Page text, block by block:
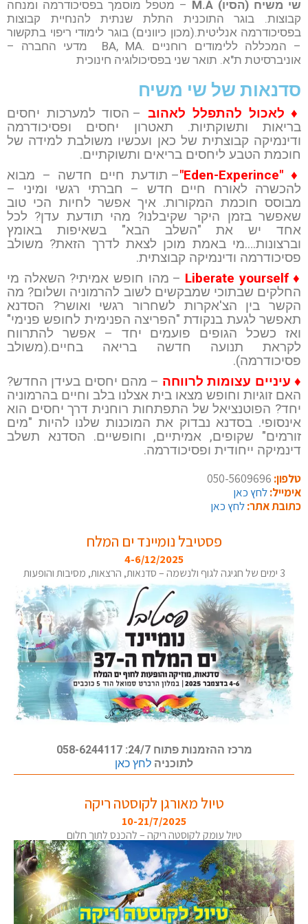
שי משיח (הסיו) M.A
– מטפל מוסמך בפסיכודרמה ומנחה
קבוצות. בוגר התוכנית התלת שנתית להנחיית קבוצות
בפסיכודרמה אנליטית.(מכון כיוונים) בוגר לימודי ריפוי בתקשור
– המכללה ללימודים רוחניים .BA, MA מדעי החברה –
אוניברסיטת ת"א. תואר שני בפסיכולוגיה חינוכית
סדנאות של שי משיח
♦ לאכול להתפלל לאהוב – הסוד למערכות יחסים
בריאות ותשוקתיות. תאטרון יחסים ופסיכודרמה
ודינמיקה קבוצתית של כאן ועכשיו משולבת למידה של
חוכמת הטבע ליחסים בריאים ותשוקתיים.
♦ "
Eden-Experince
"– תודעת חיים חדשה – מבוא
להכשרה לאורח חיים חדש – חברתי רגשי ומיני –
מבוסס חוכמת המקורות. איך אפשר לחיות הכי טוב
שאפשר בזמן היקר שקיבלנו? מהי תודעת עדן? לכל
אחד יש את "השלב הבא" בשאיפות באומץ
וברצונות….מי באמת מוכן לצאת לדרך הזאת? משולב
פסיכודרמה ודינמיקה קבוצתית.
♦ Liberate yourself
– מהו חופש אמיתי? השאלה מי
החלקים שבתוכי שמבקשים לשוב להרמוניה ושלום? מה
הקשר בין הצ'אקרות לשחרור רגשי ואושר? הסדנא
תאפשר לגעת בנקודת "הפריצה הפנימית לחופש פנימי"
ואז כשכל הגופים פועמים יחד – אפשר להתרווח
לקראת תנועה חדשה בריאה בחיים.(משולב
פסיכודרמה).
♦ עיניים עצומות לרווחה – מהם יחסים בעידן החדש?
האם זוגיות וחופש מצאו בית אצלנו בלב וחיים בהרמוניה
יחד? הפוטנציאל של התפתחות רוחנית דרך יחסים הוא
אינסופי. בסדנא נבדוק את המוכנות שלנו להיות "מים
זורמים" שקופים, אמיתיים, וחופשיים. הסדנא תשלב
דינמיקה ייחודית ופסיכודרמה.
טלפון: 050-5609696
אימייל:לחץ כאן
כתובת אתר:לחץ כאן
פסטיבל נומיינד ים המלח
4-6/12/2025
3 ימים של חגיגה לגוף ולנשמה – סדנאות, הרצאות, מסיבות והופעות
מרכז ההזמנות פתוח 24/7: 058-6244117
לתוכניה לחץ כאן
טיול מאורגן לקוסטה ריקה
10-21/7/2025
טיול עומק לקוסטה ריקה – להכנס לתוך חלום